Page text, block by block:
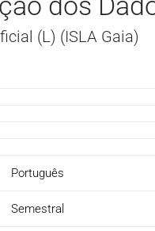
(L) (ISLA Gaia)
Português
Semestral